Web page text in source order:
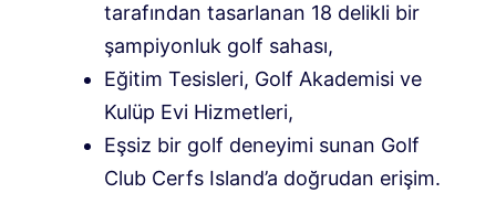
tarafından tasarlanan 18 delikli bir
şampiyonluk golf sahası,
Eğitim Tesisleri, Golf Akademisi ve
Kulüp Evi Hizmetleri,
Eşsiz bir golf deneyimi sunan Golf
Club Cerfs Island’a doğrudan erişim.